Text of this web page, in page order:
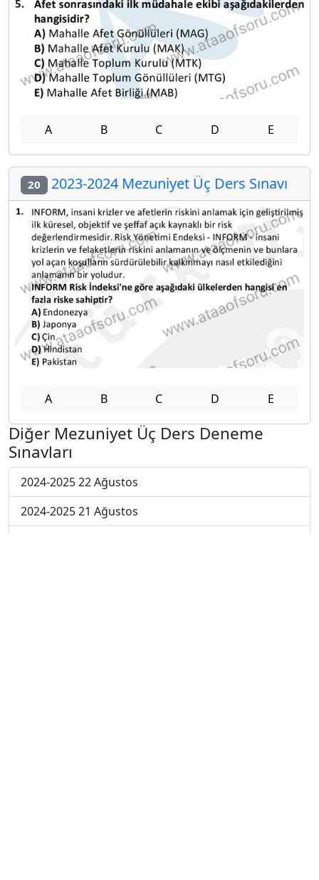
A B C D E
20 2023-2024 Mezuniyet Üç Ders Sınavı
A B C D E
Diğer Mezuniyet Üç Ders Deneme
Sınavları
2024-2025 22 Ağustos
2024-2025 21 Ağustos